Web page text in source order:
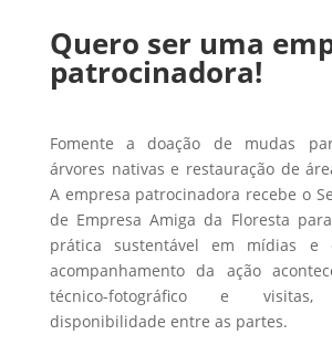
Quero ser uma
patrocinadora!
Fomente a doação de mudas
árvores nativas e restauração de
A empresa patrocinadora recebe o
de Empresa Amiga da Floresta
prática sustentável em mídias e
acompanhamento da ação
técnico-fotográfico e
disponibilidade entre as partes.